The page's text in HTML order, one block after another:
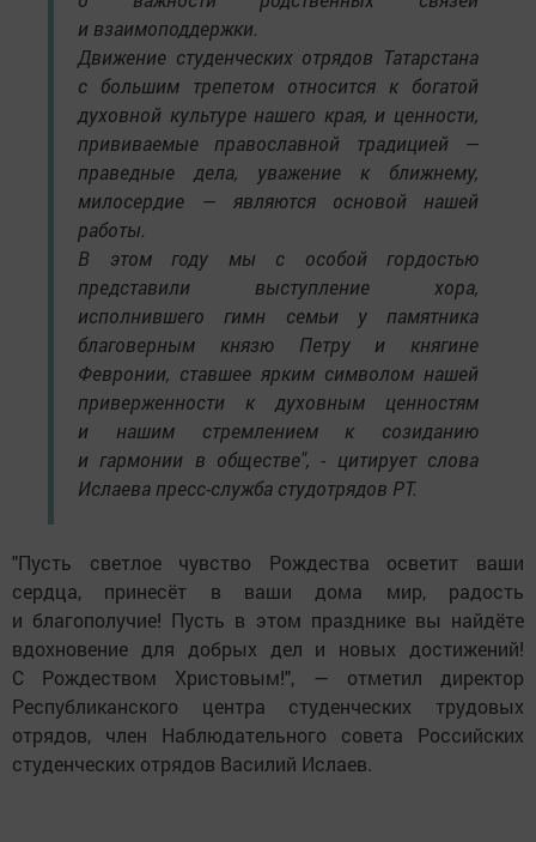
и взаимоподдержки.
Движение студенческих отрядов Татарстана
с большим трепетом относится к богатой
духовной культуре нашего края, и ценности,
прививаемые православной традицией —
праведные дела, уважение к ближнему,
милосердие — являются основой нашей
работы.
В этом году мы с особой гордостью
представили выступление хора,
исполнившего гимн семьи у памятника
благоверным князю Петру и княгине
Февронии, ставшее ярким символом нашей
приверженности к духовным ценностям
и нашим стремлением к созиданию
и гармонии в обществе", - цитирует слова
Ислаева пресс-служба студотрядов РТ.
"Пусть светлое чувство Рождества осветит ваши
сердца, принесёт в ваши дома мир, радость
и благополучие! Пусть в этом празднике вы найдёте
вдохновение для добрых дел и новых достижений!
С Рождеством Христовым!", — отметил директор
Республиканского центра студенческих трудовых
отрядов, член Наблюдательного совета Российских
студенческих отрядов Василий Ислаев.